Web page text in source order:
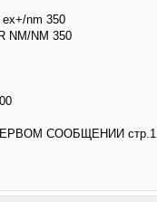
nm 350
NM/NM 350
СООБЩЕНИИ стр.1